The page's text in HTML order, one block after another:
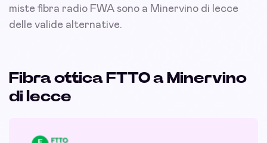
miste fibra radio FWA sono a Minervino di lecce
delle valide alternative.
Fibra ottica FTTO a Minervino
di lecce